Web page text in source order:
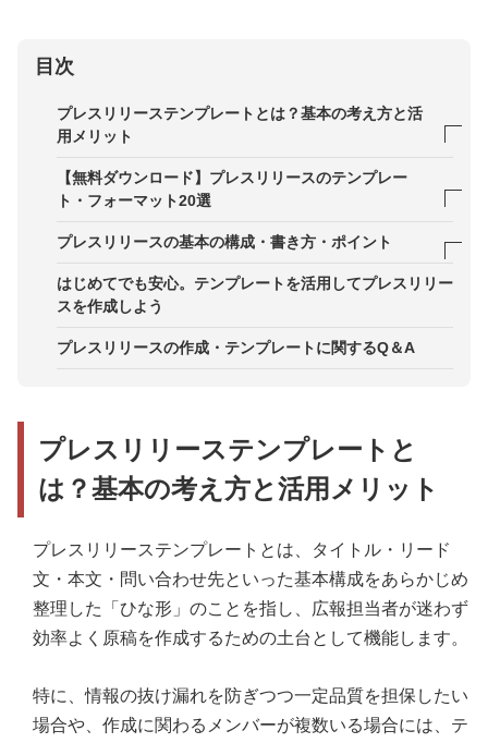
目次
プレスリリーステンプレートとは？基本の考え方と活
用メリット
テンプレートを使うメリット：構成の標準化・工数
削減・品質担保
自社に合ったテンプレートを選ぶポイント
【無料ダウンロード】プレスリリースのテンプレー
ト・フォーマット20選
1．新商品発売・新サービス提供のテンプレート
2．イベント・セミナー開催に関するテンプレート
PR TIMES社員監修「業界別」×「配信機会別」例
文付きテンプレート解説記事
プレスリリースの基本の構成・書き方・ポイント
タイトルの書き方
はじめてでも安心。テンプレートを活用してプレスリリー
スを作成しよう
プレスリリースの作成・テンプレートに関するQ＆A
プレスリリーステンプレートと
は？基本の考え方と活用メリット
プレスリリーステンプレートとは、タイトル・リード
文・本文・問い合わせ先といった基本構成をあらかじめ
整理した「ひな形」のことを指し、広報担当者が迷わず
効率よく原稿を作成するための土台として機能します。
特に、情報の抜け漏れを防ぎつつ一定品質を担保したい
場合や、作成に関わるメンバーが複数いる場合には、テ